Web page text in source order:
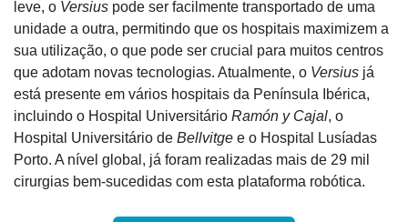
leve, o Versius pode ser facilmente transportado de uma
unidade a outra, permitindo que os hospitais maximizem a
sua utilização, o que pode ser crucial para muitos centros
que adotam novas tecnologias. Atualmente, o Versius já
está presente em vários hospitais da Península Ibérica,
incluindo o Hospital Universitário Ramón y Cajal, o
Hospital Universitário de Bellvitge e o Hospital Lusíadas
Porto. A nível global, já foram realizadas mais de 29 mil
cirurgias bem-sucedidas com esta plataforma robótica.